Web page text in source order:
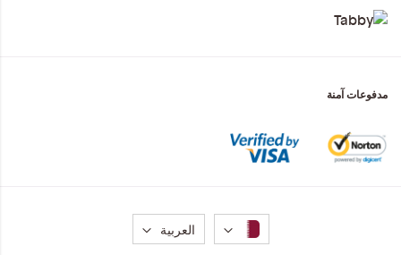
مدفوعات آمنة
لغة
العربية